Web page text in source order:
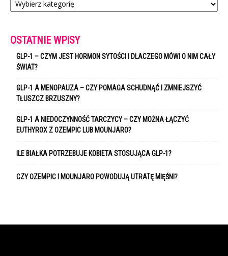
OSTATNIE WPISY
GLP-1 – CZYM JEST HORMON SYTOŚCI I DLACZEGO MÓWI O NIM CAŁY
ŚWIAT?
GLP-1 A MENOPAUZA – CZY POMAGA SCHUDNĄĆ I ZMNIEJSZYĆ
TŁUSZCZ BRZUSZNY?
GLP-1 A NIEDOCZYNNOŚĆ TARCZYCY – CZY MOŻNA ŁĄCZYĆ
EUTHYROX Z OZEMPIC LUB MOUNJARO?
ILE BIAŁKA POTRZEBUJE KOBIETA STOSUJĄCA GLP-1?
CZY OZEMPIC I MOUNJARO POWODUJĄ UTRATĘ MIĘŚNI?